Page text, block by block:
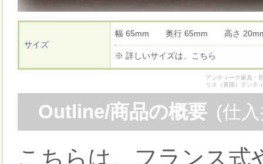
サイズ
幅 65mm 奥行 65mm 高さ
※ 詳しいサイズは、 こちら
アンティーク家具・
リス（英国）アンテ
Outline/商品の概要 (仕
こちらは、フランス